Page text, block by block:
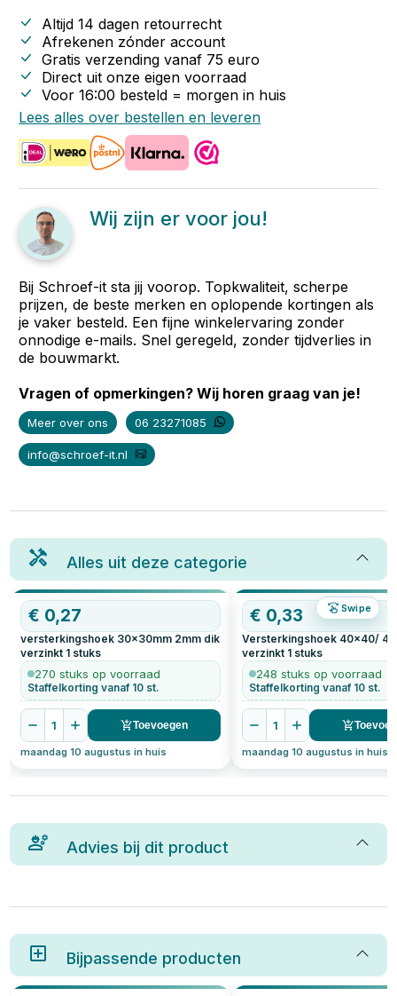
Altijd 14 dagen retourrecht
Afrekenen zónder account
Gratis verzending vanaf 75 euro
Direct uit onze eigen voorraad
Voor 16:00 besteld = morgen in huis
Lees alles over bestellen en leveren
Wij zijn er voor jou!
Bij Schroef-it sta jij voorop. Topkwaliteit, scherpe
prijzen, de beste merken en oplopende kortingen als
je vaker besteld. Een fijne winkelervaring zonder
onnodige e-mails. Snel geregeld, zonder tijdverlies in
de bouwmarkt.
Vragen of opmerkingen? Wij horen graag van je!
Meer over ons 06 23271085
info@schroef-it.nl
Alles uit deze categorie
Swipe
€ 0,27
versterkingshoek 30x30mm 2mm dik
verzinkt 1 stuks
270 stuks op voorraad
Staffelkorting vanaf 10 st.
1 Toevoegen
maandag 10 augustus in huis
€ 0,33
Versterkingshoek 40x40/
verzinkt 1 stuks
248 stuks op voorraad
Staffelkorting vanaf 10 st.
1
maandag 10 augustus in huis
Advies bij dit product
Bijpassende producten